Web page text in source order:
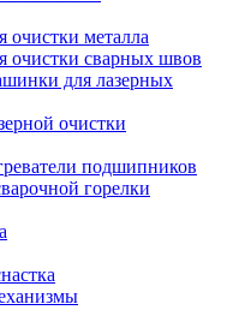
очистки металла
очистки сварных швов
для лазерных
очистки
подшипников
горелки